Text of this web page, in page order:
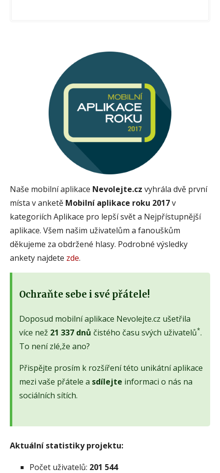
Naše mobilní aplikace Nevolejte.cz vyhrála dvě první
místa v anketě Mobilní aplikace roku 2017v
kategoriích Aplikace pro lepší svět a Nejpřístupnější
aplikace. Všem našim uživatelům a fanouškům
děkujeme za obdržené hlasy. Podrobné výsledky
ankety najdete zde.
Ochraňte sebe i své přátele!
Doposud mobilní aplikace Nevolejte.cz ušetřila
více než 21 337 dnů čistého času svých uživatelů*.
To není zlé,že ano?
Přispějte prosím k rozšíření této unikátní aplikace
mezi vaše přátele a sdílejte informaci o nás na
sociálních sítích.
Aktuální statistiky projektu:
Počet uživatelů: 201 544